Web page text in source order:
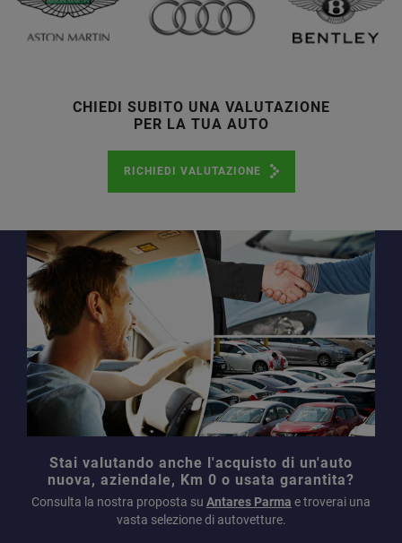
CHIEDI SUBITO UNA VALUTAZIONE
PER LA TUA AUTO
RICHIEDI VALUTAZIONE
Stai valutando anche l'acquisto di un'auto
nuova, aziendale, Km 0 o usata garantita?
Consulta la nostra proposta su Antares Parma e troverai una
vasta selezione di autovetture.